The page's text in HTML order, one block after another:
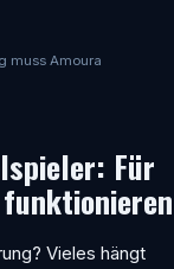
muss Amoura
Für
Vieles hängt